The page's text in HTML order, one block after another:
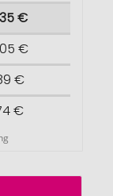
€
€
€
€